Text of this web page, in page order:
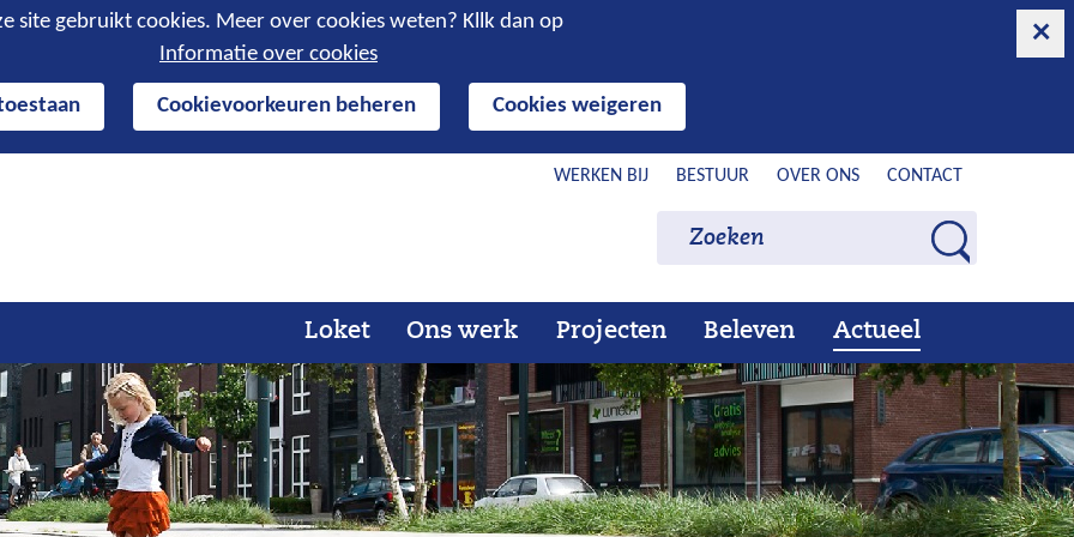
site gebruikt cookies. Meer over cookies weten? Kllk dan op
Informatie over cookies
Cookievoorkeuren beheren Cookies weigeren
WERKEN BIJ BESTUUR OVER ONS CONTACT
e
k
e
n
Zoeken Zoeken
Loket Ons werk
werk
Projecten Beleven
Beleven
Uitklappen
Actueel